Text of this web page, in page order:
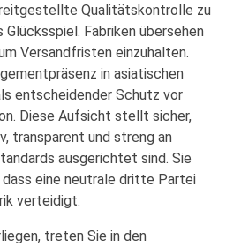
Qualitätskontrolle zu
Fabriken übersehen
Versandfristen einzuhalten.
in asiatischen
entscheidender Schutz vor
Diese Aufsicht stellt sicher,
transparent und streng an
ausgerichtet sind. Sie
eine neutrale dritte Partei
verteidigt.
treten Sie in den